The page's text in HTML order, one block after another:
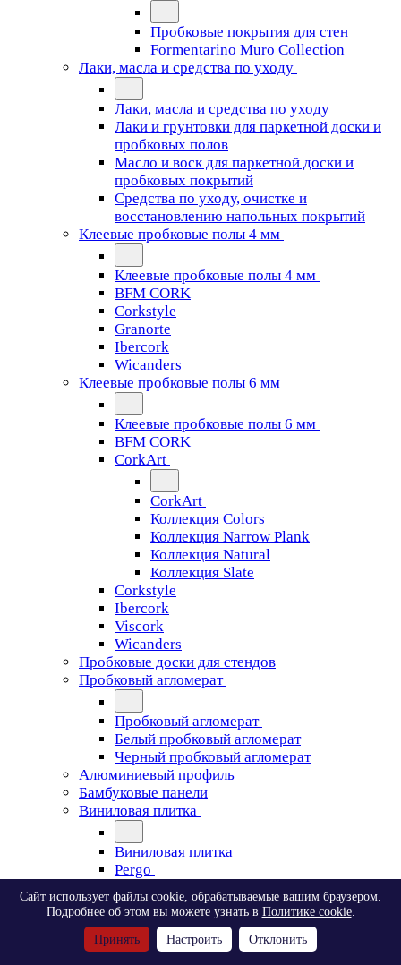
Пробковые покрытия для стен
Formentarino Muro Collection
Лаки, масла и средства по уходу
Лаки, масла и средства по уходу
Лаки и грунтовки для паркетной доски и
пробковых полов
Масло и воск для паркетной доски и
пробковых покрытий
Средства по уходу, очистке и
восстановлению напольных покрытий
Клеевые пробковые полы 4 мм
Клеевые пробковые полы 4 мм
BFM CORK
Corkstyle
Granorte
Ibercork
Wicanders
Клеевые пробковые полы 6 мм
Клеевые пробковые полы 6 мм
BFM CORK
CorkArt
CorkArt
Коллекция Colors
Коллекция Narrow Plank
Коллекция Natural
Коллекция Slate
Corkstyle
Ibercork
Viscork
Wicanders
Пробковые доски для стендов
Пробковый агломерат
Пробковый агломерат
Белый пробковый агломерат
Черный пробковый агломерат
Алюминиевый профиль
Бамбуковые панели
Виниловая плитка
Виниловая плитка
Pergo
Pergo
Classic Plank Optimum Glue
Modern Plank Optimum Glue
Сайт использует файлы cookie, обрабатываемые вашим браузером.
Подробнее об этом вы можете узнать в Политике cookie.
Принять Настроить Отклонить